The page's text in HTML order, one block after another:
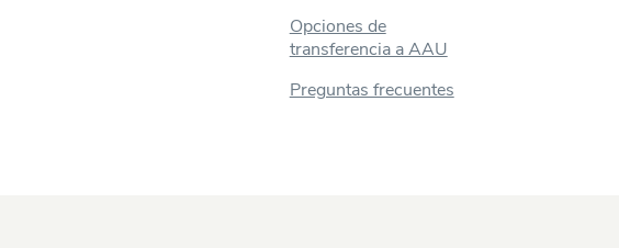
Opciones de
transferencia a AAU
Preguntas frecuentes